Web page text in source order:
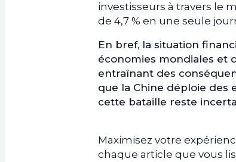
investisseurs à travers le
de 4,7 % en une seule
En bref, la situation
économies mondiales et
entraînant des
que la Chine déploie des
cette bataille reste
Maximisez votre
chaque article que vous